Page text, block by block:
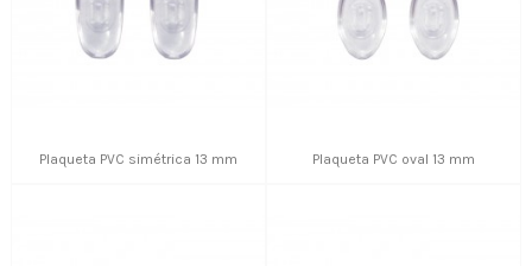
Plaqueta PVC simétrica 13 mm Plaqueta PVC oval 13 mm